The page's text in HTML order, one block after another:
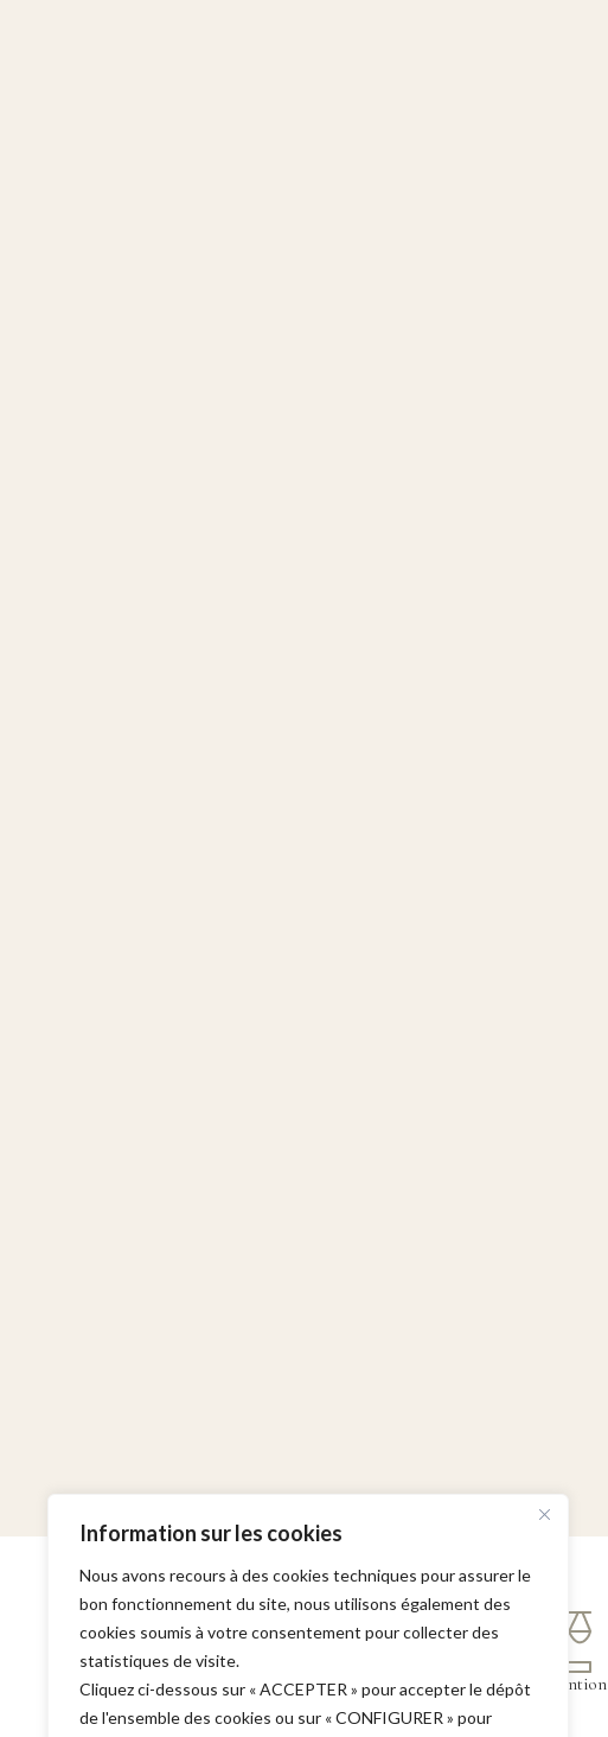
Information sur les cookies
Nous avons recours à des cookies techniques pour assurer le
bon fonctionnement du site, nous utilisons également des
cookies soumis à votre consentement pour collecter des
statistiques de visite.
Cliquez ci-dessous sur « ACCEPTER » pour accepter le dépôt
de l'ensemble des cookies ou sur « CONFIGURER » pour
Cabinet
Adresse :
Domaines d'intervention
Garde à vue